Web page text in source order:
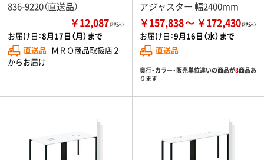
836-9220（直送品）
￥12,087（税込）
お届け日：8月17日（月）まで
直送品 ＭＲＯ商品取扱店２
からお届け
アジャスター 幅2400mm
￥157,838 ￥172,430
お届け日：9月16日（水）まで
直送品
奥行・カラー・販売単位違いの商品が8商品あ
ります